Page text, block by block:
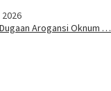
Arogansi Oknum …